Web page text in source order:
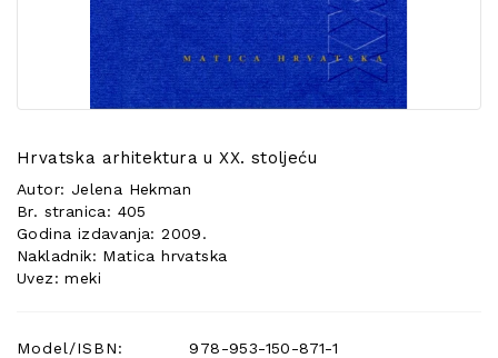
Hrvatska arhitektura u XX. stoljeću
Autor: Jelena Hekman
Br. stranica: 405
Godina izdavanja: 2009.
Nakladnik: Matica hrvatska
Uvez: meki
Model/ISBN:
978-953-150-871-1